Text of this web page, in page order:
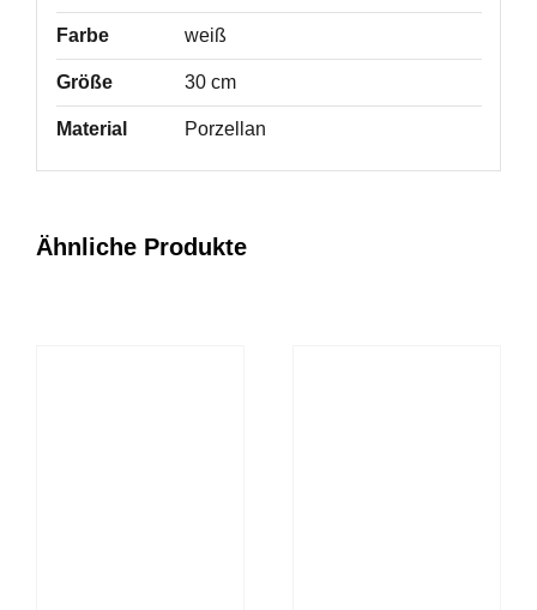
Farbe weiß
Größe 30 cm
Material Porzellan
Ähnliche Produkte